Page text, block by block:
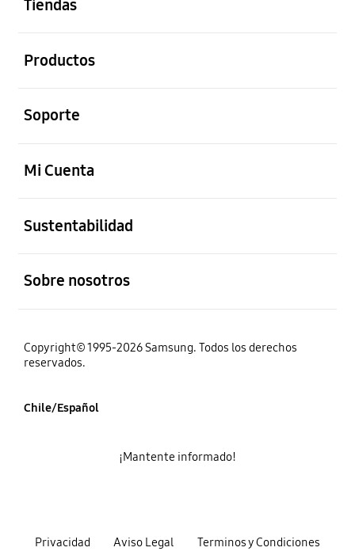
Tiendas
Productos
Soporte
Mi Cuenta
Sustentabilidad
Sobre nosotros
Copyright© 1995-2026 Samsung. Todos los derechos
reservados.
Chile/Español
Privacidad Aviso Legal Terminos y Condiciones
¡Mantente informado!